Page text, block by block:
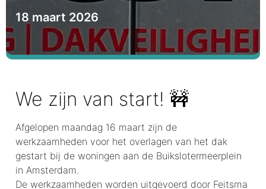
18 maart 2026
We zijn van start! 🚧
Afgelopen maandag 16 maart zijn de
werkzaamheden voor het overlagen van het dak
gestart bij de woningen aan de Buikslotermeerplein
in Amsterdam.
De werkzaamheden worden uitgevoerd door Feitsma